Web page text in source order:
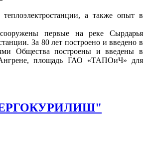
а также опыт в
первые на реке Сырдарья
За 80 лет построено и введено в
Общества построены и введены в
Ангрене, площадь ГАО «ТАПОиЧ» для